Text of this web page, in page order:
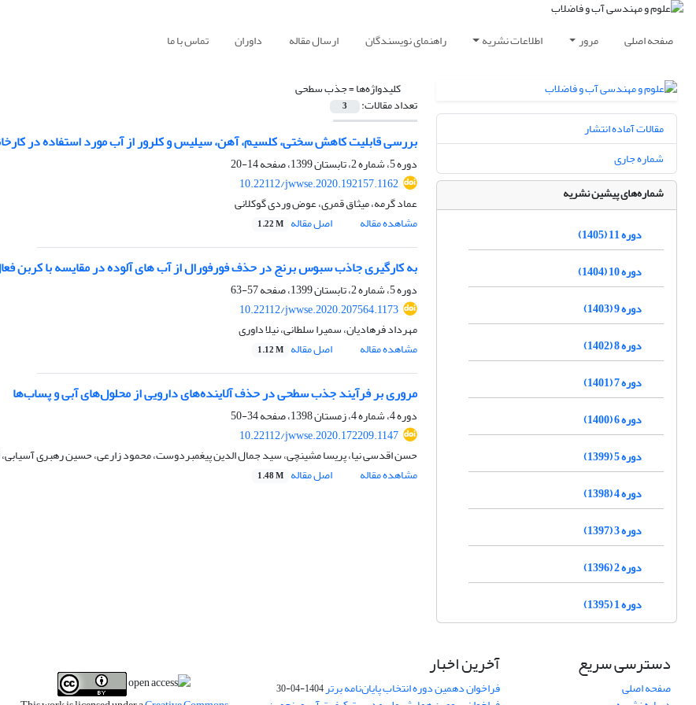
صفحه اصلی مرور اطلاعات نشریه راهنمای نویسندگان ارسال مقاله داوران تماس با ما
کلیدواژه‌ها =جذب سطحی
تعداد مقالات: 3
بررسی قابلیت کاهش سختی، کلسیم، آهن، سیلیس و کلرور از آب مورد استفاده در کارخانه
دوره 5، شماره 2، تابستان 1399، صفحه
14-20
10.22112/jwwse.2020.192157.1162
عماد گرمه، میثاق قمری، عوض وردی گوکلانی
مشاهده مقاله
اصل مقاله 1.22 M
به‎ کارگیری جاذب سبوس برنج در حذف فورفورال از آب‏ های آلوده در مقایسه با کربن فعال
دوره 5، شماره 2، تابستان 1399، صفحه
57-63
10.22112/jwwse.2020.207564.1173
مهرداد فرهادیان، سمیرا سلطانی، نیلا داوری
مشاهده مقاله
اصل مقاله 1.12 M
مروری بر فرآیند جذب سطحی در حذف آلاینده‌های دارویی از محلول‌های آبی و پساب‌ها
دوره 4، شماره 4، زمستان 1398، صفحه
34-50
10.22112/jwwse.2020.172209.1147
حسن اقدسی نیا، پریسا مشینچی، سید جمال الدین پیغمبردوست، محمود زارعی، حسین رهبری
مشاهده مقاله
اصل مقاله 1.48 M
مقالات آماده انتشار
شماره جاری
شماره‌های پیشین نشریه
دوره 11 (1405)
دوره 10 (1404)
دوره 9 (1403)
دوره 8 (1402)
دوره 7 (1401)
دوره 6 (1400)
دوره 5 (1399)
دوره 4 (1398)
دوره 3 (1397)
دوره 2 (1396)
دوره 1 (1395)
دسترسی سریع
صفحه اصلی
آخرین اخبار
فراخوان دهمین دوره انتخاب پایان‌نامه برتر1404-04-30